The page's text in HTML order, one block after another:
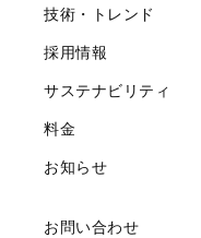
技術・トレンド
採用情報
サステナビリティ
料金
お知らせ
お問い合わせ